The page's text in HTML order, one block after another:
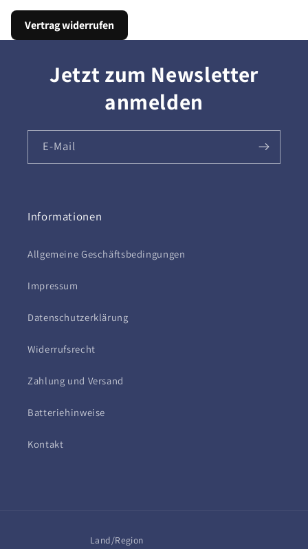
Vertrag widerrufen
Jetzt zum Newsletter
anmelden
E-Mail
Informationen
Allgemeine Geschäftsbedingungen
Impressum
Datenschutzerklärung
Widerrufsrecht
Zahlung und Versand
Batteriehinweise
Kontakt
Land/Region